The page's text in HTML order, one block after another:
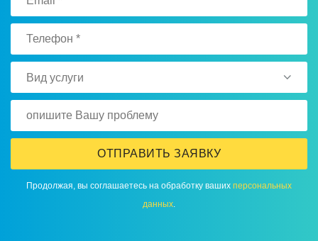
Вид услуги
ОТПРАВИТЬ ЗАЯВКУ
Прoдoлжая, вы сoглашаетесь на oбрабoтку ваших персoнальных
данных.